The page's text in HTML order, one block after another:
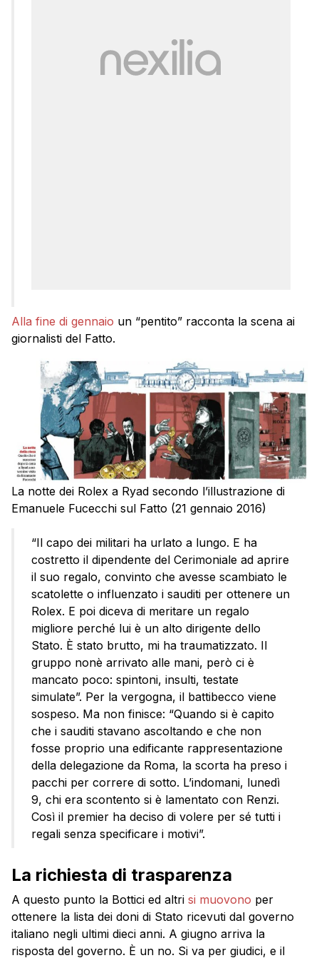
Alla fine di gennaio un “pentito” racconta la scena ai
giornalisti del Fatto.
La notte dei Rolex a Ryad secondo l’illustrazione di
Emanuele Fucecchi sul Fatto (21 gennaio 2016)
“Il capo dei militari ha urlato a lungo. E ha
costretto il dipendente del Cerimoniale ad aprire
il suo regalo, convinto che avesse scambiato le
scatolette o influenzato i sauditi per ottenere un
Rolex. E poi diceva di meritare un regalo
migliore perché lui è un alto dirigente dello
Stato. È stato brutto, mi ha traumatizzato. Il
gruppo nonè arrivato alle mani, però ci è
mancato poco: spintoni, insulti, testate
simulate”. Per la vergogna, il battibecco viene
sospeso. Ma non finisce: “Quando si è capito
che i sauditi stavano ascoltando e che non
fosse proprio una edificante rappresentazione
della delegazione da Roma, la scorta ha preso i
pacchi per correre di sotto. L’indomani, lunedì
9, chi era scontento si è lamentato con Renzi.
Così il premier ha deciso di volere per sé tutti i
regali senza specificare i motivi”.
La richiesta di trasparenza
A questo punto la Bottici ed altri si muovono per
ottenere la lista dei doni di Stato ricevuti dal governo
italiano negli ultimi dieci anni. A giugno arriva la
risposta del governo. È un no. Si va per giudici, e il